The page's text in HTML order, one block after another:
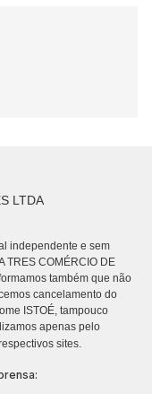
LTDA
independente e sem
TRES COMÉRCIO DE
também que não
cancelamento do
ISTOÉ, tampouco
apenas pelo
sites.